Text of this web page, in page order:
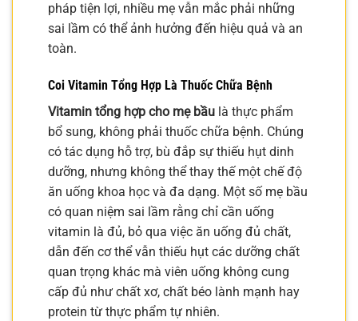
pháp tiện lợi, nhiều mẹ vẫn mắc phải những
sai lầm có thể ảnh hưởng đến hiệu quả và an
toàn.
Coi Vitamin Tổng Hợp Là Thuốc Chữa Bệnh
Vitamin tổng hợp cho mẹ bầu là thực phẩm
bổ sung, không phải thuốc chữa bệnh. Chúng
có tác dụng hỗ trợ, bù đắp sự thiếu hụt dinh
dưỡng, nhưng không thể thay thế một chế độ
ăn uống khoa học và đa dạng. Một số mẹ bầu
có quan niệm sai lầm rằng chỉ cần uống
vitamin là đủ, bỏ qua việc ăn uống đủ chất,
dẫn đến cơ thể vẫn thiếu hụt các dưỡng chất
quan trọng khác mà viên uống không cung
cấp đủ như chất xơ, chất béo lành mạnh hay
protein từ thực phẩm tự nhiên.